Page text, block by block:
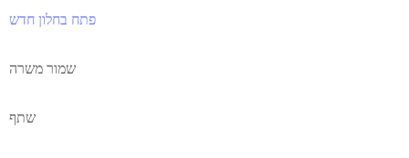
פתח בחלון חדש
שמור משרה
שתף